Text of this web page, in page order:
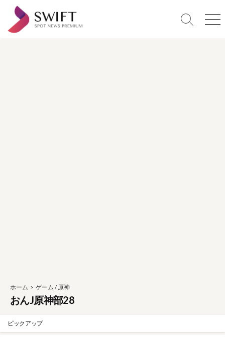
テ
検
メ
ホーム > ゲーム /原神
おんJ原神部28
ピックアップ